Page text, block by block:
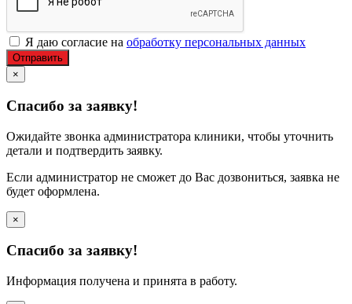
Я даю согласие на обработку персональных данных
Отправить
×
Спасибо за заявку!
Ожидайте звонка администратора клиники, чтобы уточнить
детали и подтвердить заявку.
Если администратор не сможет до Вас дозвониться, заявка не
будет оформлена.
×
Спасибо за заявку!
Информация получена и принята в работу.